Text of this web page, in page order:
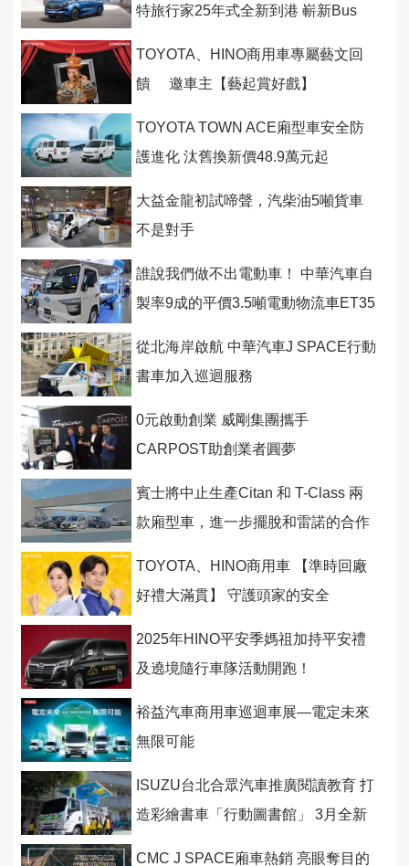
特旅行家25年式全新到港 嶄新Bus
TOYOTA、HINO商用車專屬藝文回
饋 邀車主【藝起賞好戲】
TOYOTA TOWN ACE廂型車安全防
護進化 汰舊換新價48.9萬元起
大益金龍初試啼聲，汽柴油5噸貨車
不是對手
誰說我們做不出電動車！ 中華汽車自
製率9成的平價3.5噸電動物流車ET35
從北海岸啟航 中華汽車J SPACE行動
書車加入巡迴服務
0元啟動創業 威剛集團攜手
CARPOST助創業者圓夢
賓士將中止生產Citan 和 T-Class 兩
款廂型車，進一步擺脫和雷諾的合作
TOYOTA、HINO商用車 【準時回廠
好禮大滿貫】 守護頭家的安全
2025年HINO平安季媽祖加持平安禮
及遶境隨行車隊活動開跑！
裕益汽車商用車巡迴車展—電定未來
無限可能
ISUZU台北合眾汽車推廣閱讀教育 打
造彩繪書車「行動圖書館」 3月全新
CMC J SPACE廂車熱銷 亮眼奪目的